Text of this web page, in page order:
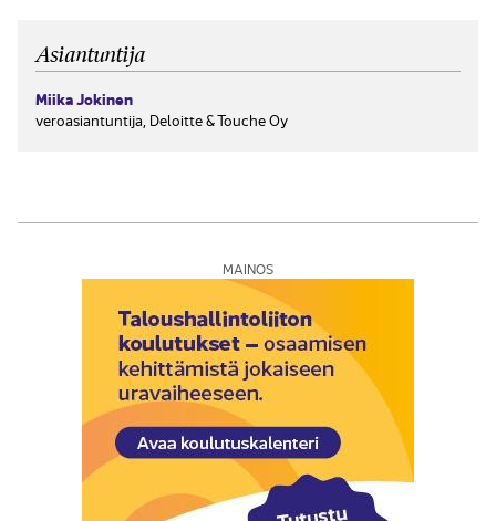
Asiantuntija
Miika Jokinen
veroasiantuntija, Deloitte & Touche Oy
MAINOS